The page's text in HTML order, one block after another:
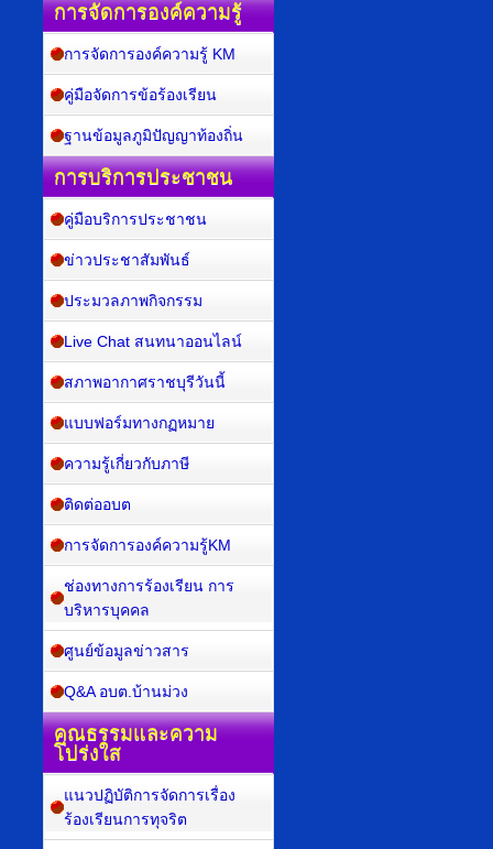
การจัดการองค์ความรู้
การจัดการองค์ความรู้ KM
คู่มือจัดการข้อร้องเรียน
ฐานข้อมูลภูมิปัญญาท้องถิ่น
การบริการประชาชน
คู่มือบริการประชาชน
ข่าวประชาสัมพันธ์
ประมวลภาพกิจกรรม
Live Chat สนทนาออนไลน์
สภาพอากาศราชบุรีวันนี้
แบบฟอร์มทางกฏหมาย
ความรู้เกี่ยวกับภาษี
ติดต่ออบต
การจัดการองค์ความรู้KM
ช่องทางการร้องเรียน การ
บริหารบุคคล
ศูนย์ข้อมูลข่าวสาร
Q&A อบต.บ้านม่วง
คุณธรรมและความ
โปร่งใส
แนวปฏิบัติการจัดการเรื่อง
ร้องเรียนการทุจริต